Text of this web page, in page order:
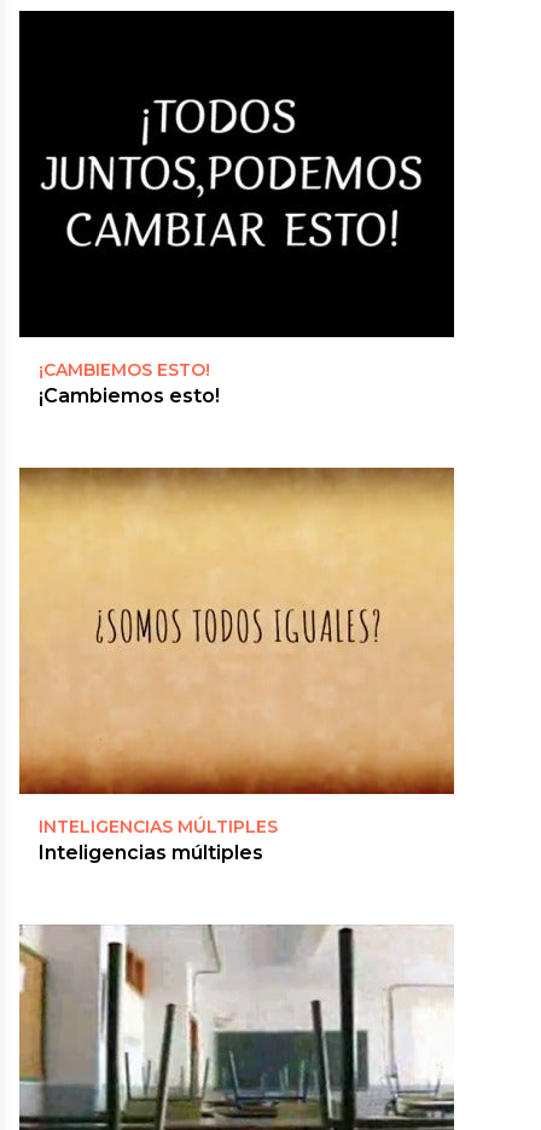
¡CAMBIEMOS ESTO!
¡Cambiemos esto!
INTELIGENCIAS MÚLTIPLES
Inteligencias múltiples